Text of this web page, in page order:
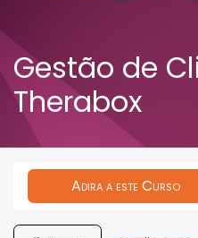
Gestão de
Therabox
Adira a este Curso